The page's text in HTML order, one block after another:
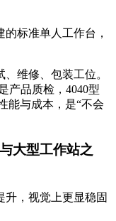
标准单人工作台，
维修、包装工位。
产品质检，4040型
能与成本，是“不会
大型工作站之
升，视觉上更显稳固